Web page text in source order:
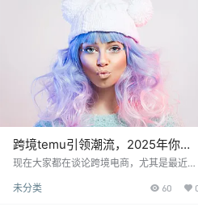
跨境temu引领潮流，2025年你准
备好迎接电商新时代了吗？
现在大家都在谈论跨境电商，尤其是最近大
像个新鲜的商场，里面有来自世界各地的商
未分类 60